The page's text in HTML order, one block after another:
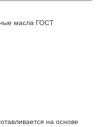
масла ГОСТ
на основе